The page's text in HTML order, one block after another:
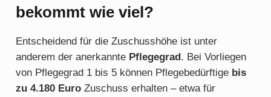
bekommt wie viel?
Entscheidend für die Zuschusshöhe ist unter
anderem der anerkannte Pflegegrad . Bei Vorliegen
von Pflegegrad 1 bis 5 können Pflegebedürftige bis
zu 4.180 EuroZuschuss erhalten – etwa für